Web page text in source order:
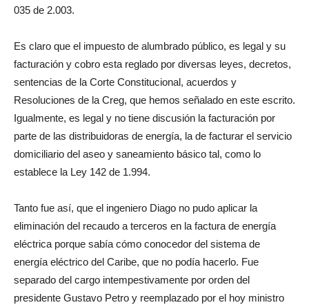
035 de 2.003.
Es claro que el impuesto de alumbrado público, es legal y su
facturación y cobro esta reglado por diversas leyes, decretos,
sentencias de la Corte Constitucional, acuerdos y
Resoluciones de la Creg, que hemos señalado en este escrito.
Igualmente, es legal y no tiene discusión la facturación por
parte de las distribuidoras de energía, la de facturar el servicio
domiciliario del aseo y saneamiento básico tal, como lo
establece la Ley 142 de 1.994.
Tanto fue así, que el ingeniero Diago no pudo aplicar la
eliminación del recaudo a terceros en la factura de energía
eléctrica porque sabía cómo conocedor del sistema de
energía eléctrico del Caribe, que no podía hacerlo. Fue
separado del cargo intempestivamente por orden del
presidente Gustavo Petro y reemplazado por el hoy ministro